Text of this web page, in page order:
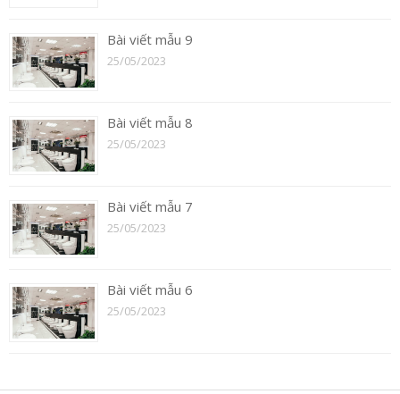
Bài viết mẫu 9
25/05/2023
Bài viết mẫu 8
25/05/2023
Bài viết mẫu 7
25/05/2023
Bài viết mẫu 6
25/05/2023